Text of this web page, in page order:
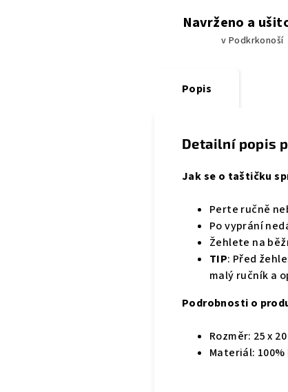
Navrženo a
v Podkrkonoší
Popis
Detailní popis
Jak se o taštičku
Perte ručně
Po vyprání
Žehlete na
TIP: Před
malý ručník a
Podrobnosti o
Rozměr: 25 x
Materiál: